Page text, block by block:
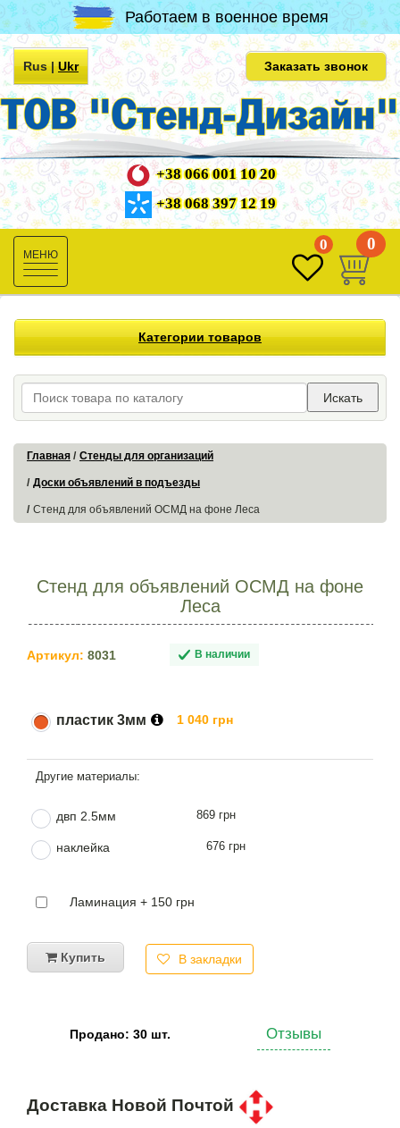
Работаем в военное время
Rus|Ukr Заказать звонок
+38 066 001 10 20
+38 068 397 12 19
Toggle
navigation
0 0
Категории товаров
Искать
Главная Стенды для организаций
Доски объявлений в подъезды
Стенд для объявлений ОСМД на фоне Леса
Стенд для объявлений ОСМД на фоне
Леса
Артикул: 8031 В наличии
пластик 3мм 1 040 грн
двп 2.5мм 869 грн
наклейка 676 грн
Ламинация + 150 грн
Купить В закладки
Продано: 30 шт. Отзывы
Доставка Новой Почтой